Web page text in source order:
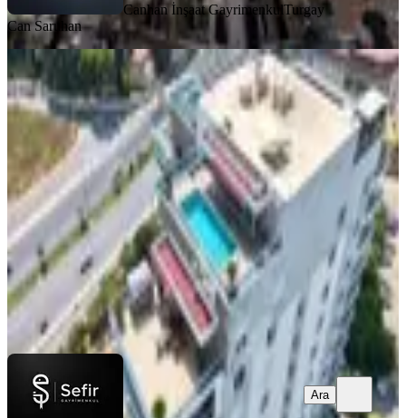
Canhan İnşaat GayrimenkulTurgay
Can Saruhan
YENİ
Alanya Cikcilli'de Kiralık 3+1
Ponaromik Manzaralı Özel Havuzlu
Penthouse Daire
Alanya, Cikcilli Mahallesi
3+1· 330 m²· Çatı Katı·10.08.2026
110.000 ₺
Sefir GayrimenkulARDA BAŞ
Ara